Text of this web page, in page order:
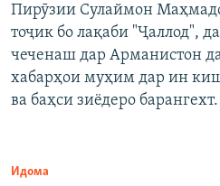
Auto 240p
720p
Пирӯзии Сулаймон
тоҷик бо лақаби "Ҷаллод",
чеченаш дар Арманистон
хабарҳои муҳим дар ин
ва баҳси зиёдеро барангехт.
Идома